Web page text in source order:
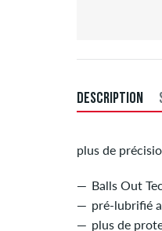
DESCRIPTION
plus de
Balls Out
pré-lubrifié
plus de